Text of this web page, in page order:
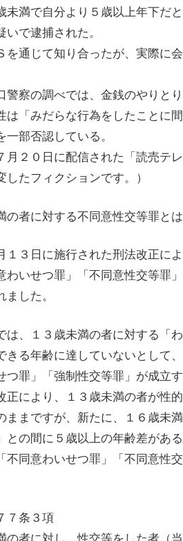
未満で自分より５歳以上年下だ
で逮捕された。
を通じて知り合ったが、実際に
警察の調べでは、金銭のやりと
は「みだらな行為をしたことに
部否認している。
月２０日に配信された「読売
たフィクションです。）
の者に対する不同意性交等罪とは
１３日に施行された刑法改正に
わいせつ罪」「不同意性交等罪
した。
は、１３歳未満の者に対する「
きる年齢に達していないとして
つ罪」「強制性交等罪」が成立
正により、１３歳未満の者が性
ままですが、新たに、１６歳未
との間に５歳以上の年齢差があ
不同意わいせつ罪」「不同意性
７条３項
の者に対し、性交等をした者（